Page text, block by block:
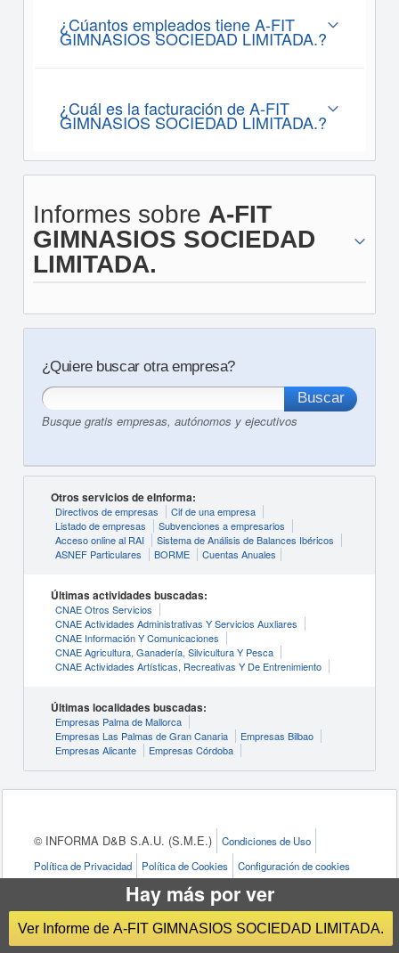
¿Cúantos empleados tiene A-FIT
GIMNASIOS SOCIEDAD LIMITADA.?
¿Cuál es la facturación de A-FIT
GIMNASIOS SOCIEDAD LIMITADA.?
Informes sobre A-FIT
GIMNASIOS SOCIEDAD
LIMITADA.
¿Quiere buscar otra empresa?
Busque gratis empresas, autónomos y ejecutivos
Otros servicios de eInforma:
Directivos de empresas
Cif de una empresa
Listado de empresas
Subvenciones a empresarios
Acceso online al RAI
Sistema de Análisis de Balances Ibéricos
ASNEF Particulares
BORME Cuentas Anuales
Últimas actividades buscadas:
CNAE Otros Servicios
CNAE Actividades Administrativas Y Servicios Auxliares
CNAE Información Y Comunicaciones
CNAE Agricultura, Ganadería, Silvicultura Y Pesca
CNAE Actividades Artísticas, Recreativas Y De Entrenimiento
Últimas localidades buscadas:
Empresas Palma de Mallorca
Empresas Las Palmas de Gran Canaria
Empresas Bilbao
Empresas Alicante
Empresas Córdoba
© INFORMA D&B S.A.U. (S.M.E.)
Condiciones de Uso
Política de Privacidad
Política de Cookies Configuración de cookies
eInforma, marca deINFORMA D&B S.A.U. (S.M.E.), es el
líder en el mercado Español deinformación de empresas
Hay más por ver
Ver Informe de A-FIT GIMNASIOS SOCIEDAD LIMITADA.